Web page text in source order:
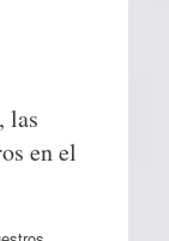
las
en el